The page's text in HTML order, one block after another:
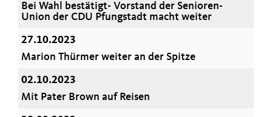
Bei Wahl bestätigt- Vorstand der Senioren-
Union der CDU Pfungstadt macht weiter
27.10.2023
Marion Thürmer weiter an der Spitze
02.10.2023
Mit Pater Brown auf Reisen